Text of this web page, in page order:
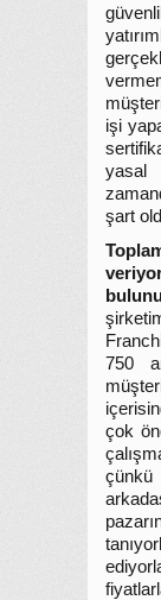
işi
yasal
şart
750
çok